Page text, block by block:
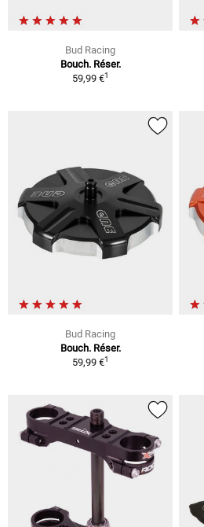
Bud Racing
Bouch. Réser.
59,99 €1
Bud Racing
Bouch. Réser.
59,99 €1